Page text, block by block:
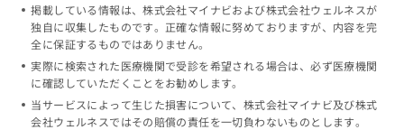
掲載している情報は、株式会社マイナビおよび株式会社ウェルネスが
独自に収集したものです。正確な情報に努めておりますが、内容を完
全に保証するものではありません。
実際に検索された医療機関で受診を希望される場合は、必ず医療機関
に確認していただくことをお勧めします。
当サービスによって生じた損害について、株式会社マイナビ及び株式
会社ウェルネスではその賠償の責任を一切負わないものとします。